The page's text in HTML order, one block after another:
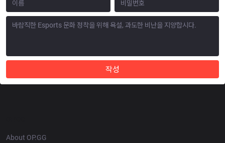
작성
About OP.GG